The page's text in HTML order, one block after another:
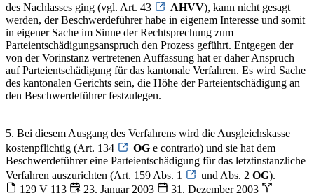
des Nachlasses ging (vgl. Art. 43
AHVV), kann nicht gesagt
werden, der Beschwerdeführer habe in eigenem Interesse und somit
in eigener Sache im Sinne der Rechtsprechung zum
Parteientschädigungsanspruch den Prozess geführt. Entgegen der
von der Vorinstanz vertretenen Auffassung hat er daher Anspruch
auf Parteientschädigung für das kantonale Verfahren. Es wird Sache
des kantonalen Gerichts sein, die Höhe der Parteientschädigung an
den Beschwerdeführer festzulegen.
5. Bei diesem Ausgang des Verfahrens wird die Ausgleichskasse
kostenpflichtig (Art. 134
OG e contrario) und sie hat dem
Beschwerdeführer eine Parteientschädigung für das letztinstanzliche
Verfahren auszurichten (Art. 159 Abs. 1
und Abs. 2 OG).
129 V 113
23. Januar 2003
31. Dezember 2003